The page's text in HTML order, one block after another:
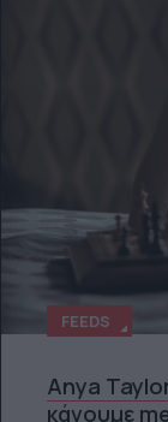
FEEDS
Anya
κάνουμε